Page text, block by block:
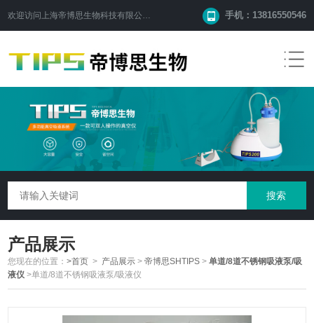
欢迎访问 上海帝博思生物科技有限公司 手机：13816550546
产品展示
您现在的位置：>首页 > 产品展示 >帝博思SHTIPS >单道/8道不锈钢吸液泵/吸
液仪 >单道/8道不锈钢吸液泵/吸液仪